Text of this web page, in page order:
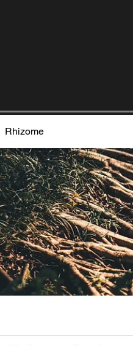
Rhizome